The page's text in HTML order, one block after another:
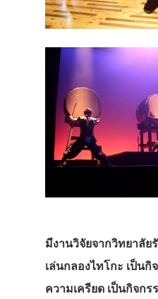
มีงานวิจัยจากวิทยาลัย
เล่นกลองไทโกะ เป็น
ความเครียด เป็นกิจก